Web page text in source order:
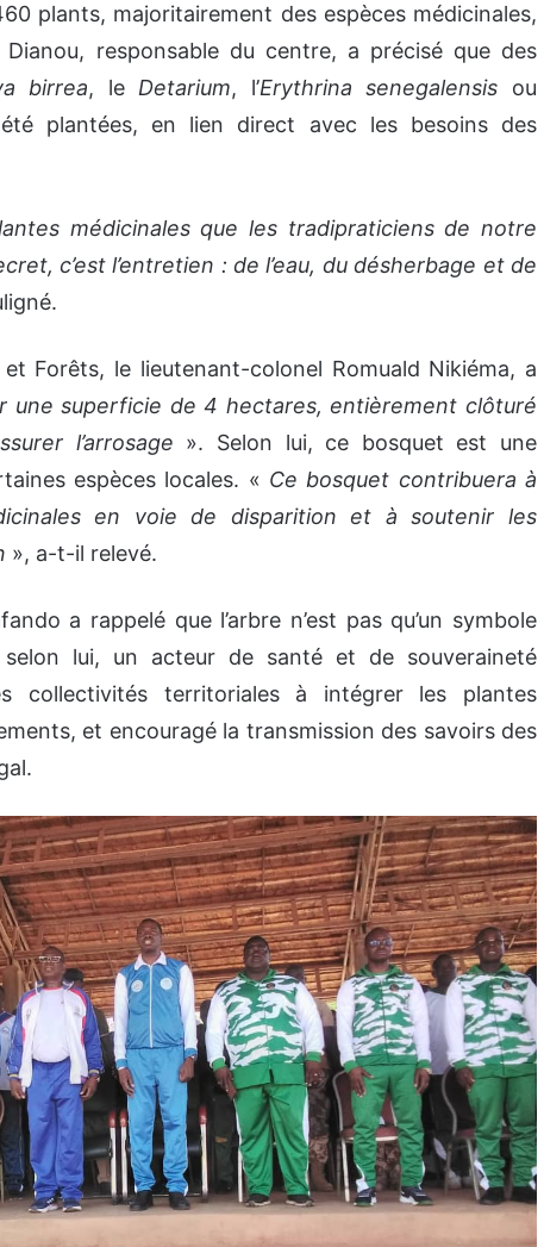
plants, majoritairement des espèces médicinales,
responsable du centre, a précisé que des
birrea, le Detarium, l’Erythrina senegalensis ou
plantées, en lien direct avec les besoins des
médicinales que les tradipraticiens de notre
c’est l’entretien : de l’eau, du désherbage et de
Forêts, le lieutenant-colonel Romuald Nikiéma, a
une superficie de 4 hectares, entièrement clôturé
l’arrosage ». Selon lui, ce bosquet est une
espèces locales. « Ce bosquet contribuera à
en voie de disparition et à soutenir les
», a-t-il relevé.
a rappelé que l’arbre n’est pas qu’un symbole
lui, un acteur de santé et de souveraineté
collectivités territoriales à intégrer les plantes
et encouragé la transmission des savoirs des